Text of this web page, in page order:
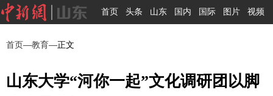
首页 头条 山东 国内 国际 图片 视频
首页—教育—正文
山东大学“河你一起”文化调研团以脚